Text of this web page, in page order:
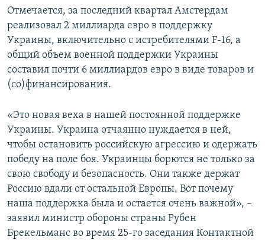
Отмечается, за последний квартал Амстердам
реализовал 2 миллиарда евро в поддержку
Украины, включительно с истребителями F-16, а
общий объем военной поддержки Украины
составил почти 6 миллиардов евро в виде товаров и
(со)финансирования.
«Это новая веха в нашей постоянной поддержке
Украины. Украина отчаянно нуждается в ней,
чтобы остановить российскую агрессию и одержать
победу на поле боя. Украинцы борются не только за
свою свободу и безопасность. Они также держат
Россию вдали от остальной Европы. Вот почему
наша поддержка была и остается очень важной», –
заявил министр обороны страны Рубен
Брекельманс во время 25-го заседания Контактной